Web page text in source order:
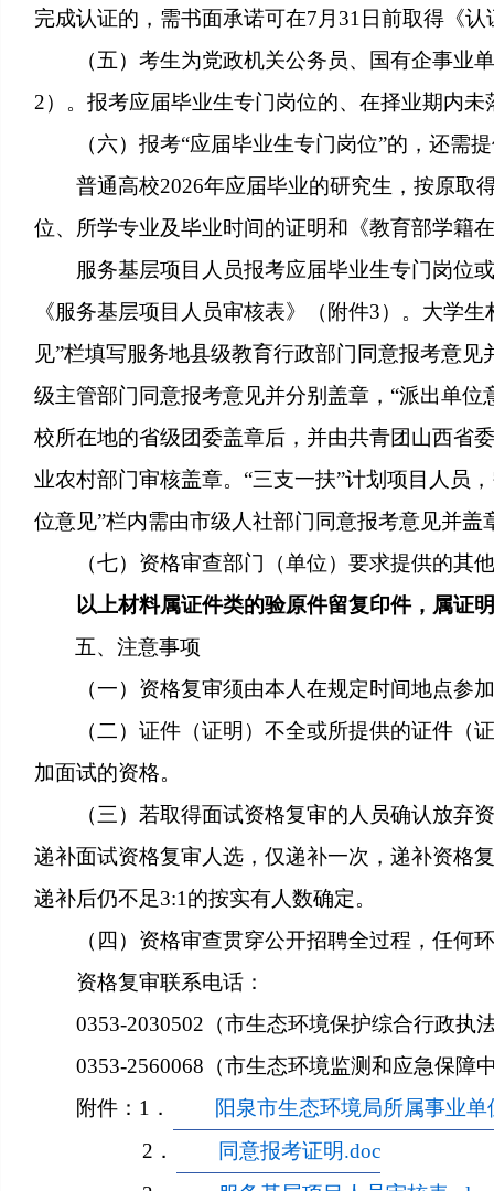
完成认证的，需书面承诺可在7月31日前取得《认
（五）考生为党政机关公务员、国有企事
2）。报考应届毕业生专门岗位的、在择业期内
（六）报考“应届毕业生专门岗位”的，还需
普通高校2026年应届毕业的研究生，按原取
位、所学专业及毕业时间的证明和《教育部学籍
服务基层项目人员报考应届毕业生专门岗位
《服务基层项目人员审核表》（附件3）。大学
见”栏填写服务地县级教育行政部门同意报考意
级主管部门同意报考意见并分别盖章，“派出单
校所在地的省级团委盖章后，并由共青团山西省
业农村部门审核盖章。“三支一扶”计划项目人员
位意见”栏内需由市级人社部门同意报考意见并盖
（七）资格审查部门（单位）要求提供的其
以上材料属证件类的验原件留复印件，属证
五、注意事项
（一）资格复审须由本人在规定时间地点
（二）证件（证明）不全或所提供的证件
加面试的资格。
（三）若取得面试资格复审的人员确认放
递补面试资格复审人选，仅递补一次，递补资格
递补后仍不足3:1的按实有人数确定。
（四）资格审查贯穿公开招聘全过程，任
资格复审联系电话：
0353-2030502（市生态环境保护综合行政执
0353-2560068（市生态环境监测和应急保障
附件：1．
阳泉市生态环境局所属事业
2．
同意报考证明.doc